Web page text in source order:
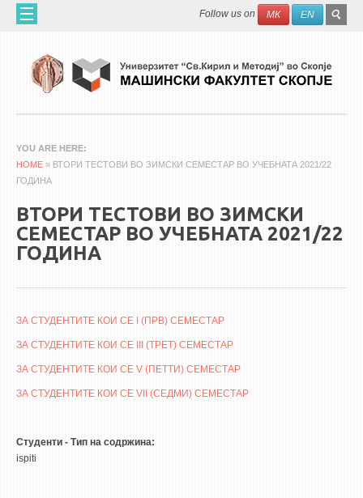
Skip to main content Search
Follow us on МК EN
ЗА НАС
60 ГОДИНИ МФ
ОРГАНИЗАЦИЈА
МАШИНСКО ИНЖЕНЕРСТВО - НАУЧНО СПИСАНИЕ
АПЛИКАТИВНА ДЕЈНОСТ
ERASMUS+
QIM-SEE
3DFindIT
WATERBRIDGING
ENERGET
AIR QUALITY MODELLING
YOU ARE HERE
HOME » ВТОРИ ТЕСТОВИ ВО ЗИМСКИ СЕМЕСТАР ВО УЧЕБНАТА 2021/22
ГОДИНА
ВТОРИ ТЕСТОВИ ВО ЗИМСКИ
СЕМЕСТАР ВО УЧЕБНАТА 2021/22
ГОДИНА
ЗА СТУДЕНТИТЕ КОИ СЕ I (ПРВ) СЕМЕСТАР
ЗА СТУДЕНТИТЕ КОИ СЕ III (ТРЕТ) СЕМЕСТАР
ЗА СТУДЕНТИТЕ КОИ СЕ V (ПЕТТИ) СЕМЕСТАР
ЗА СТУДЕНТИТЕ КОИ СЕ VII (СЕДМИ) СЕМЕСТАР
Студенти - Тип на содржина:
ispiti